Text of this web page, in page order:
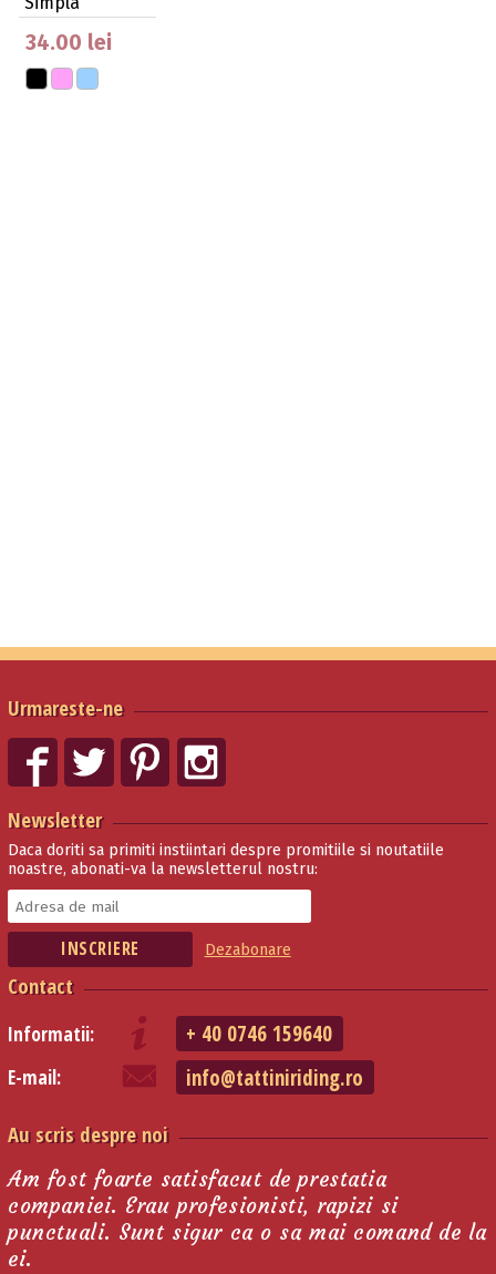
34.00 lei
Urmareste-ne
Newsletter
Daca doriti sa primiti instiintari despre promitiile si noutatiile
noastre, abonati-va la newsletterul nostru:
Dezabonare
Contact
Informatii: + 40 0746 159640
E-mail: info@tattiniriding.ro
Au scris despre noi
Am fost foarte satisfacut de prestatia
companiei. Erau profesionisti, rapizi si
punctuali. Sunt sigur ca o sa mai comand de la
ei.